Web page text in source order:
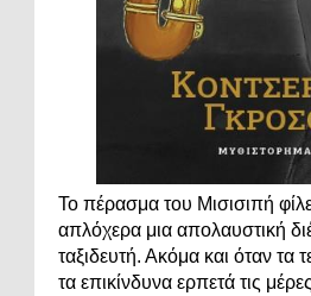
Το πέρασμα του Μισισιπή
απλόχερα μια απολαυστική
ταξιδευτή. Ακόμα και όταν τα
τα επικίνδυνα ερπετά τις